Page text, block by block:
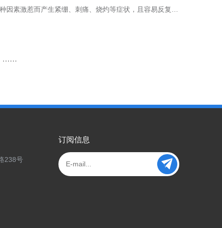
美白祛斑霜能做到多效实力亮白，既有遮黑白肤的表层
素激惹而产生紧绷、刺痛、烧灼等症状，且容易反复发
尿囊素这几种配方，涂抹后可强韧敏肌屏障，改善敏
······
238号
订阅信息